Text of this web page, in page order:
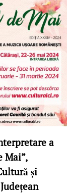
a
Mai”,
și